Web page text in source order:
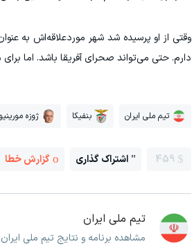
وقتی از او پرسیده شد شهر موردعلاقه‌اش به
دارم. حتی می‌تواند صحرای آفریقا باشد. اما
تیم ملی ایران بنفیکا ژوزه مورینیو
459 اشتراک گذاری گزارش خطا
تیم ملی ایران
مشاهده برنامه و نتایج تیم ملی